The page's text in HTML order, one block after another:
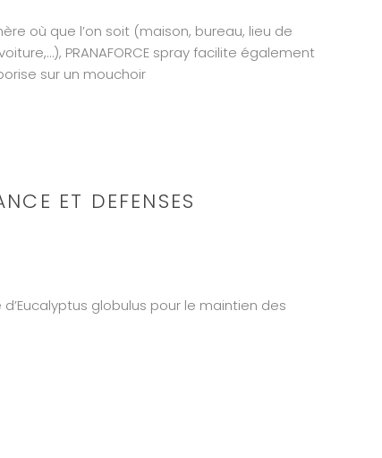
où que l’on soit (maison, bureau, lieu de
PRANAFORCE spray facilite également
sur un mouchoir
ET DEFENSES
globulus pour le maintien des